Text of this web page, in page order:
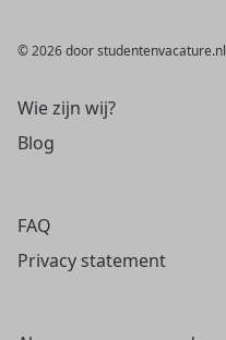
© 2026 door studentenvacature.nl
Wie zijn wij?
Blog
FAQ
Privacy statement